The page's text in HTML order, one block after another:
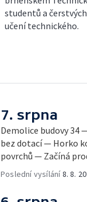
studentů a
učení technického.
7. srpna
Demolice budovy 34
bez dotací — Horko
povrchů — Začíná
Poslední vysílání8. 8.